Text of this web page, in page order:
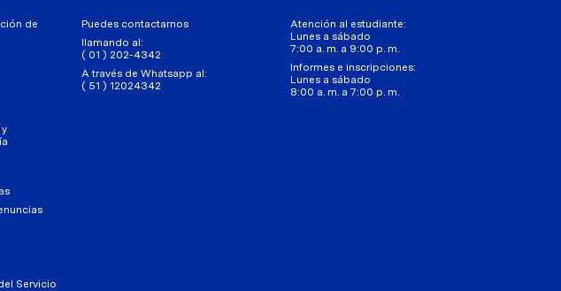
de
Servicio
Puedes contactarnos
llamando al:
( 01 ) 202-4342
A través de Whatsapp al:
( 51 ) 12024342
Atención al estudiante:
Lunes a sábado
7:00 a. m. a 9:00 p. m.
Informes e inscripciones:
Lunes a sábado
8:00 a. m. a 7:00 p. m.